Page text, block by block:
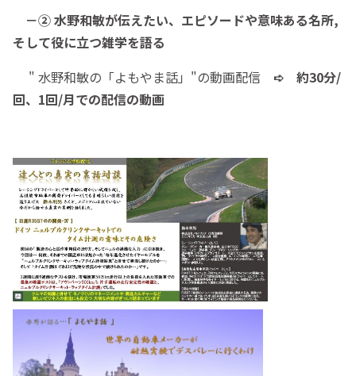
－② 水野和敏が伝えたい、エピソードや意味ある名所,
そして役に立つ雑学を語る
" 水野和敏の「よもやま話」"の動画配信 ➪ 約30分/
回、1回/月での配信の動画